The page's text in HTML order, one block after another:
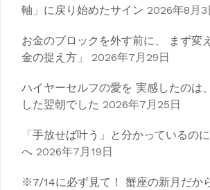
軸」に戻り始めたサイン 2026年8月3
お金のブロックを外す前に、 まず変
金の捉え方」
2026年7月29日
ハイヤーセルフの愛を 実感したのは
した翌朝でした 2026年7月25日
「手放せば叶う」と分かっているの
へ 2026年7月19日
※7/14に必ず見て！ 蟹座の新月だか